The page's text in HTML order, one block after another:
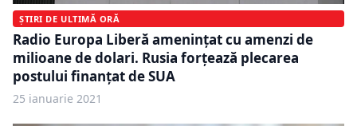
ȘTIRI DE ULTIMĂ ORĂ
Radio Europa Liberă amenințat cu amenzi de
milioane de dolari. Rusia forțează plecarea
postului finanțat de SUA
25 ianuarie 2021